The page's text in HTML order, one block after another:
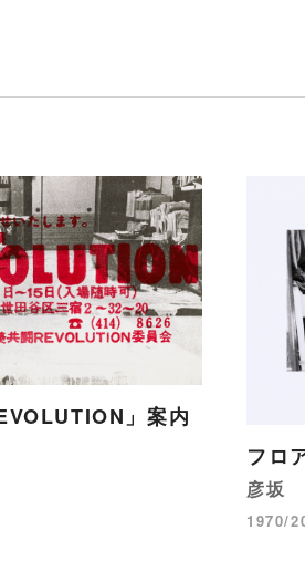
」案内
フロ
彦坂
1970/